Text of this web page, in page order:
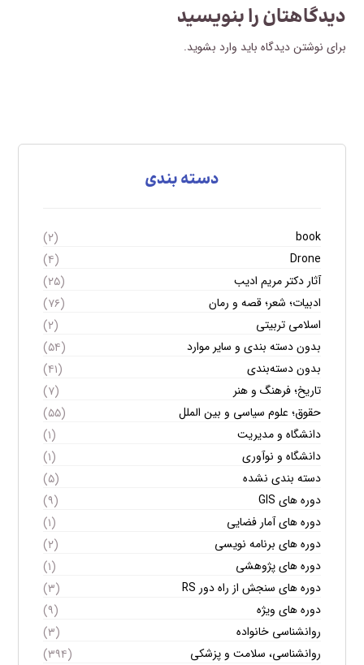
دیدگاهتان را بنویسید
برای نوشتن دیدگاه باید وارد بشوید.
دسته بندی
book
(۲)
Drone
(۴)
آثار دکتر مریم ادیب
(۲۵)
ادبیات؛ شعر؛ قصه و رمان
(۷۶)
اسلامی تربیتی
(۲)
بدون دسته بندی و سایر موارد
(۵۴)
بدون دسته‌بندی
(۴۱)
تاریخ؛ فرهنگ و هنر
(۷)
حقوق؛ علوم سیاسی و بین الملل
(۵۵)
دانشگاه و مدیریت
(۱)
دانشگاه و نوآوری
(۱)
دسته بندی نشده
(۵)
دوره های GIS
(۹)
دوره های آمار فضایی
(۱)
دوره های برنامه نویسی
(۲)
دوره های پژوهشی
(۱)
دوره های سنجش از راه دور RS
(۳)
دوره های ویژه
(۹)
روانشناسی خانواده
(۳)
روانشناسی، سلامت و پزشکی
(۳۹۴)